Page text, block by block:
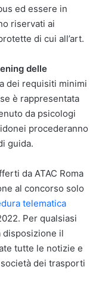
ed essere in
riservati ai
di cui all’art.
delle
dei requisiti minimi
è rappresentata
da psicologi
procederanno
guida.
da ATAC Roma
al concorso solo
telematica
Per qualsiasi
disposizione il
tutte le notizie e
dei trasporti